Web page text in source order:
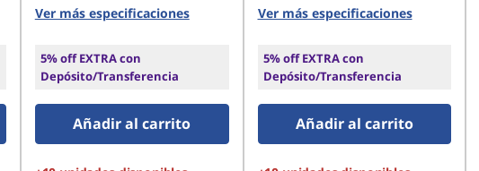
512 GB SSD M.2 2242 PCIe TLC
Ver más especificaciones
5% off EXTRA con
Depósito/Transferencia
Añadir al carrito
512 GB SSD M.2 2242 PCIe TLC
Ver más especificaciones
5% off EXTRA con
Depósito/Transferencia
Añadir al carrito